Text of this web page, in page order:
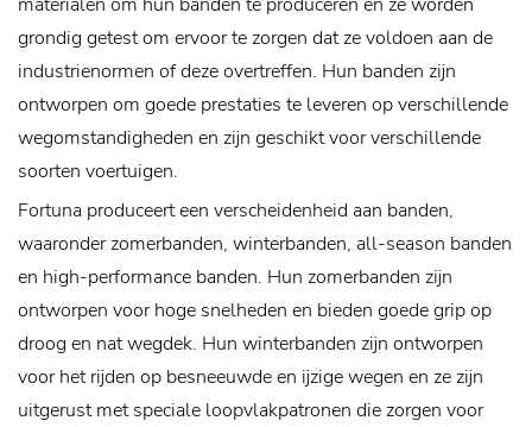
grondig getest om ervoor te zorgen dat ze voldoen aan de
industrienormen of deze overtreffen. Hun banden zijn
ontworpen om goede prestaties te leveren op verschillende
wegomstandigheden en zijn geschikt voor verschillende
soorten voertuigen.
Fortuna produceert een verscheidenheid aan banden,
waaronder zomerbanden, winterbanden, all-season banden
en high-performance banden. Hun zomerbanden zijn
ontworpen voor hoge snelheden en bieden goede grip op
droog en nat wegdek. Hun winterbanden zijn ontworpen
voor het rijden op besneeuwde en ijzige wegen en ze zijn
uitgerust met speciale loopvlakpatronen die zorgen voor